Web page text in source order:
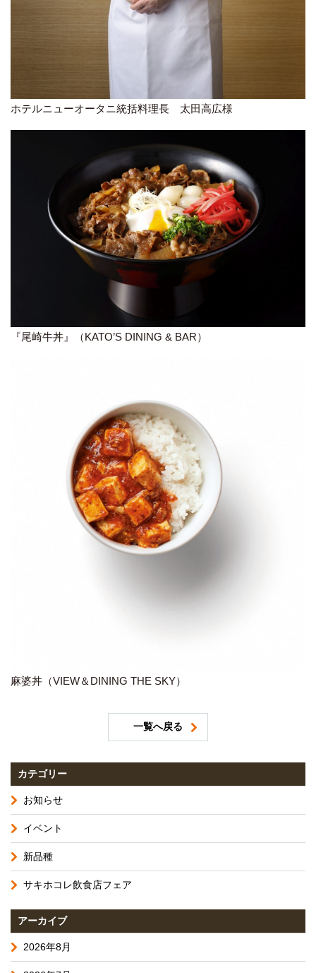
ホテルニューオータニ統括料理長 太田高広様
『尾崎牛丼』（KATO’S DINING & BAR）
麻婆丼（VIEW＆DINING THE SKY）
一覧へ戻る
カテゴリー
お知らせ
イベント
新品種
サキホコレ飲食店フェア
アーカイブ
2026年8月